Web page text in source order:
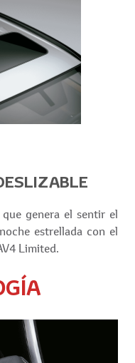
genera el sentir el
estrellada con el
Limited.